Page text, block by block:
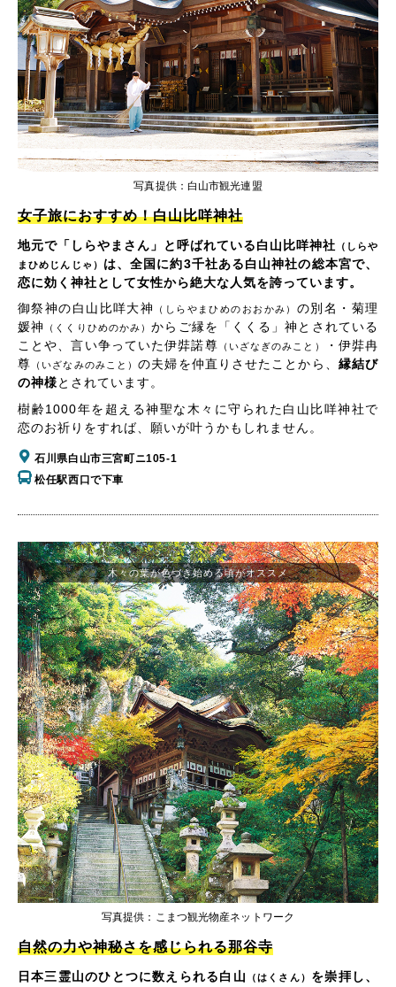
女子旅におすすめ！白山比咩神社
地元で「しらやまさん」と呼ばれている白山比咩神社 （しらや
まひめじんじゃ） は、全国に約3千社ある白山神社の総本宮で、
恋に効く神社として女性から絶大な人気を誇っています。
御祭神の白山比咩大神
（しらやまひめのおおかみ） の別名・菊理
媛神
（くくりひめのかみ）からご縁を「くくる」神とされている
ことや、言い争っていた伊弉諾尊 （いざなぎのみこと）
・伊弉冉
尊 （いざなみのみこと）の夫婦を仲直りさせたことから、 縁結び
の神様とされています。
樹齢1000年を超える神聖な木々に守られた白山比咩神社で
恋のお祈りをすれば、願いが叶うかもしれません。
石川県白山市三宮町ニ105-1
松任駅西口で下車
写真提供：白山市観光連盟
木々の葉が色づき始める頃がオススメ
写真提供：こまつ観光物産ネットワーク
自然の力や神秘さを感じられる那谷寺
日本三霊山のひとつに数えられる白山 （はくさん） を崇拝し、